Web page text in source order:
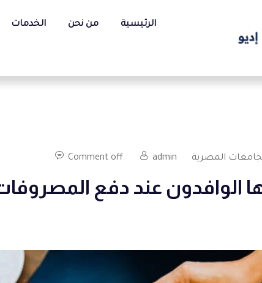
الرئيسية من نحن الخدمات
المصرية admin
Comment off
الوافدون عند دفع